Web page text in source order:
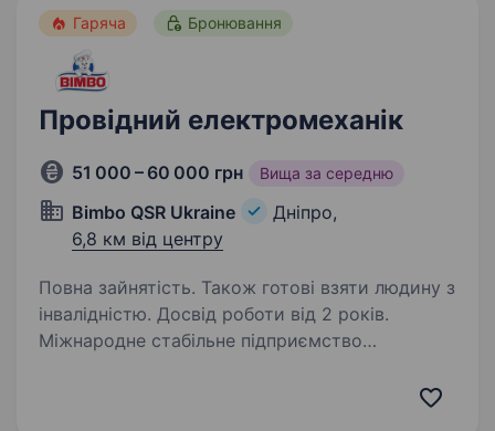
Гаряча Бронювання
Провідний електромеханік
51 000 – 60 000 грн Вища за середню
Bimbo QSR Ukraine
Дніпро,
6,8 км від центру
Повна зайнятість. Також готові взяти людину з
інвалідністю. Досвід роботи від 2 років.
Міжнародне стабільне підприємство